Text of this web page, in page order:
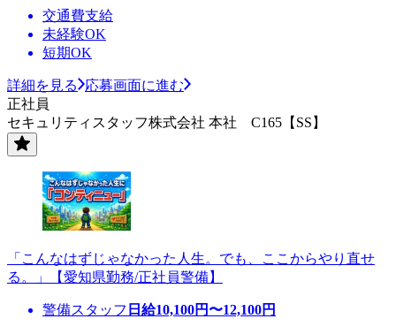
交通費支給
未経験OK
短期OK
詳細を見る
応募画面に進む
正社員
セキュリティスタッフ株式会社 本社 C165【SS】
「こんなはずじゃなかった人生。でも、ここからやり直せ
る。」【愛知県勤務/正社員警備】
警備スタッフ 日給10,100円〜12,100円